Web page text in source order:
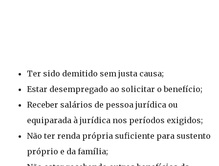
Ter sido demitido sem justa causa;
Estar desempregado ao solicitar o benefício;
Receber salários de pessoa jurídica ou
equiparada à jurídica nos períodos exigidos;
Não ter renda própria suficiente para sustento
próprio e da família;